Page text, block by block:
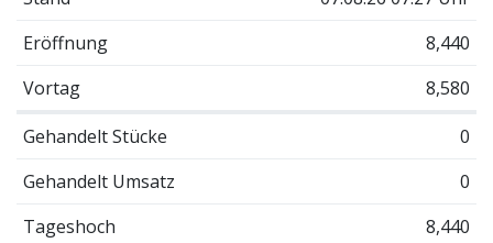
Eröffnung
8,440
Vortag
8,580
Gehandelt Stücke
0
Gehandelt Umsatz
0
Tageshoch
8,440